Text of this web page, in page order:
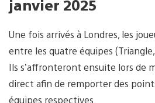
janvier 2025
Une fois arrivés à Londres, les
entre les quatre équipes (Triangle,
Ils s’affronteront ensuite lors de
direct afin de remporter des
équipes respectives.